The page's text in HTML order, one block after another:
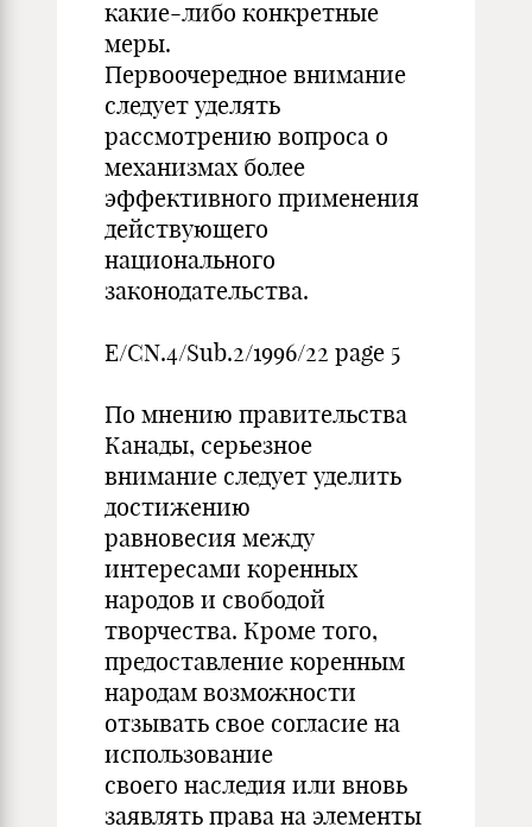
какие-либо конкретные
меры.
Первоочередное внимание
следует уделять
рассмотрению вопроса о
механизмах более
эффективного применения
действующего
национального
законодательства.
E/CN.4/Sub.2/1996/22 page 5
По мнению правительства
Канады, серьезное
внимание следует уделить
достижению
равновесия между
интересами коренных
народов и свободой
творчества. Кроме того,
предоставление коренным
народам возможности
отзывать свое согласие на
использование
своего наследия или вновь
заявлять права на элементы